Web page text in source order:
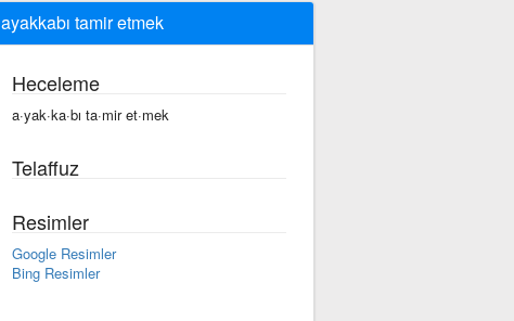
ayakkabı tamir etmek
Heceleme
a·yak·ka·bı ta·mir et·mek
Telaffuz
Resimler
Google Resimler
Bing Resimler